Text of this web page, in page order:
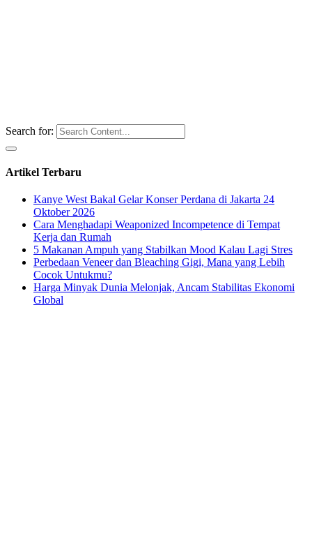
Search for:
Artikel Terbaru
Kanye West Bakal Gelar Konser Perdana di Jakarta 24
Oktober 2026
Cara Menghadapi Weaponized Incompetence di Tempat
Kerja dan Rumah
5 Makanan Ampuh yang Stabilkan Mood Kalau Lagi Stres
Perbedaan Veneer dan Bleaching Gigi, Mana yang Lebih
Cocok Untukmu?
Harga Minyak Dunia Melonjak, Ancam Stabilitas Ekonomi
Global